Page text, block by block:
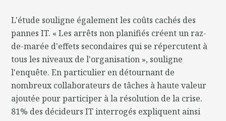
L'étude souligne également les coûts cachés des
pannes IT. « Les arrêts non planifiés créent un raz-
de-marée d'effets secondaires qui se répercutent à
tous les niveaux de l'organisation », souligne
l'enquête. En particulier en détournant de
nombreux collaborateurs de tâches à haute valeur
ajoutée pour participer à la résolution de la crise.
81% des décideurs IT interrogés expliquent ainsi